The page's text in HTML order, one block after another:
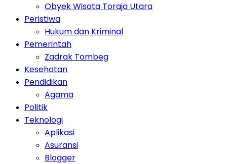
Obyek Wisata Toraja Utara
Peristiwa
Hukum dan Kriminal
Pemerintah
Zadrak Tombeg
Kesehatan
Pendidikan
Agama
Politik
Teknologi
Aplikasi
Asuransi
Blogger